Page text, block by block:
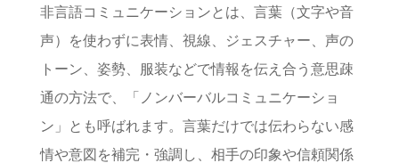
非言語コミュニケーションとは、言葉（文字や音
声）を使わずに表情、視線、ジェスチャー、声の
トーン、姿勢、服装などで情報を伝え合う意思疎
通の方法で、「ノンバーバルコミュニケーショ
ン」とも呼ばれます。言葉だけでは伝わらない感
情や意図を補完・強調し、相手の印象や信頼関係